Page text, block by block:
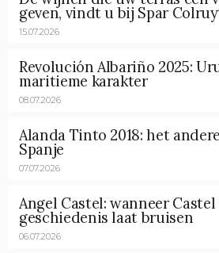
geven, vindt u bij Spar
15.07.2026
Revolución Albariño 2025:
maritieme karakter
08.07.2026
Alanda Tinto 2018: het
Spanje
07.07.2026
Angel Castel: wanneer
geschiedenis laat bruisen
06.07.2026